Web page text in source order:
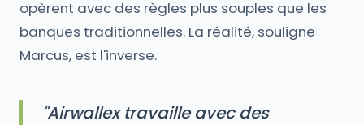
opèrent avec des règles plus souples que les
banques traditionnelles. La réalité, souligne
Marcus, est l'inverse.
"Airwallex travaille avec des